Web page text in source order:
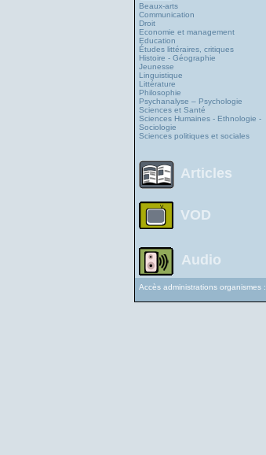
Beaux-arts
Communication
Droit
Economie et management
Education
Études littéraires, critiques
Histoire - Géographie
Jeunesse
Linguistique
Littérature
Philosophie
Psychanalyse – Psychologie
Sciences et Santé
Sciences Humaines - Ethnologie -
Sociologie
Sciences politiques et sociales
Articles
VOD
Audio
Accès administrations organismes :